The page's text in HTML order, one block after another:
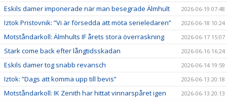
Eskils damer imponerade när man besegrade Älmhult 2026-06-19 07:48
Iztok Pristovnik: ”Vi är försedda att möta serieledaren” 2026-06-18 10:24
Motståndarkoll: Älmhults IF årets stora överraskning 2026-06-17 15:07
Stark come back efter långtidsskadan 2026-06-16 16:24
Eskils damer tog snabb revansch 2026-06-14 19:59
Iztok: ”Dags att komma upp till bevis” 2026-06-13 20:18
Motståndarkoll: IK Zenith har hittat vinnarspåret igen 2026-06-13 20:13